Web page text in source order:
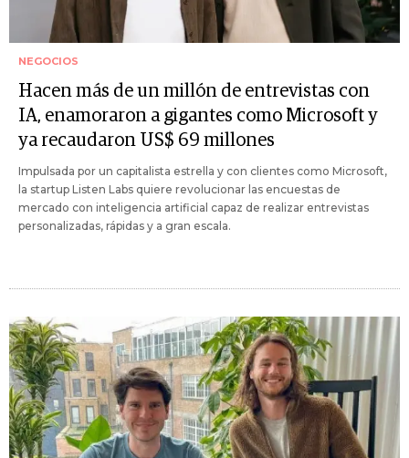
NEGOCIOS
Hacen más de un millón de entrevistas con
IA, enamoraron a gigantes como Microsoft y
ya recaudaron US$ 69 millones
Impulsada por un capitalista estrella y con clientes como Microsoft,
la startup Listen Labs quiere revolucionar las encuestas de
mercado con inteligencia artificial capaz de realizar entrevistas
personalizadas, rápidas y a gran escala.